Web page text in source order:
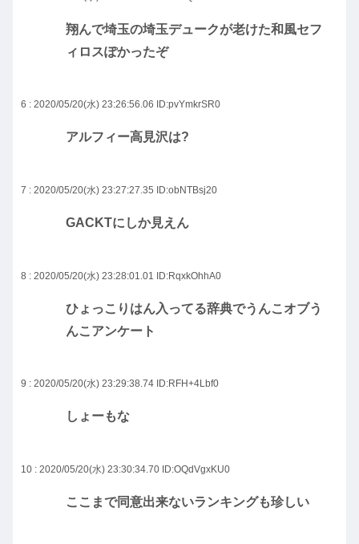
翔んで埼玉の埼玉デュークが老けた和風セフ
ィロスぽかったぞ
6 : 2020/05/20(水) 23:26:56.06 ID:pvYmkrSR0
アルフィー高見沢は?
7 : 2020/05/20(水) 23:27:27.35 ID:obNTBsj20
GACKTにしか見えん
8 : 2020/05/20(水) 23:28:01.01 ID:RqxkOhhA0
ひょっこりはん入ってる辞典でうんこオブう
んこアンケート
9 : 2020/05/20(水) 23:29:38.74 ID:RFH+4Lbf0
しょーもな
10 : 2020/05/20(水) 23:30:34.70 ID:OQdVgxKU0
ここまで同意出来ないランキングも珍しい